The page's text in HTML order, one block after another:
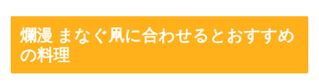
爛漫 まなぐ凧に合わせるとおすすめ
の料理